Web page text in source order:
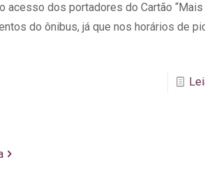
acesso dos portadores do Cartão “Mais
do ônibus, já que nos horários de